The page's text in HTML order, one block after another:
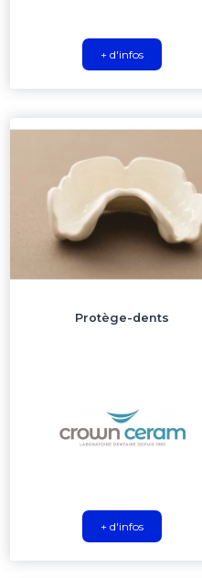
+ d'infos
Protège-dents
+ d'infos